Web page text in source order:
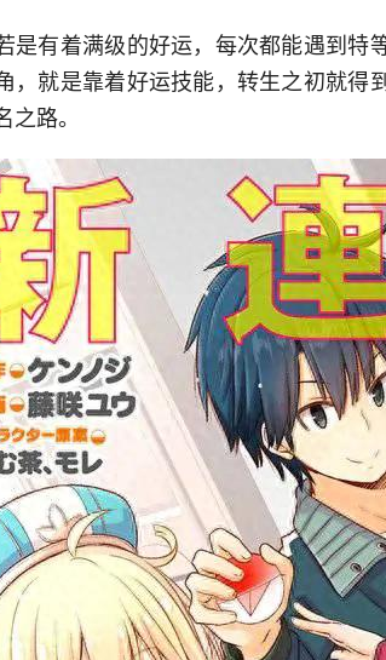
是有着满级的好运，每次都能遇到特
，就是靠着好运技能，转生之初就得
之路。